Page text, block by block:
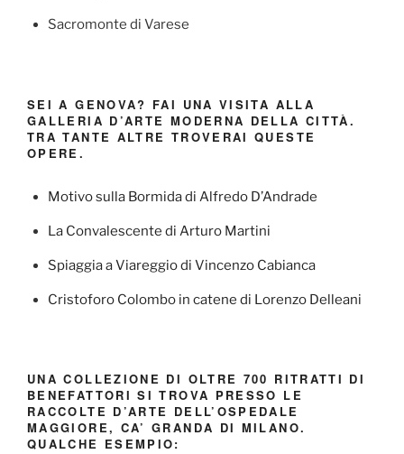
Sacromonte di Varese
SEI A GENOVA? FAI UNA VISITA ALLA
GALLERIA D’ARTE MODERNA DELLA CITTÀ.
TRA TANTE ALTRE TROVERAI QUESTE
OPERE.
Motivo sulla Bormida di Alfredo D’Andrade
La Convalescente di Arturo Martini
Spiaggia a Viareggio di Vincenzo Cabianca
Cristoforo Colombo in catene di Lorenzo Delleani
UNA COLLEZIONE DI OLTRE 700 RITRATTI DI
BENEFATTORI SI TROVA PRESSO LE
RACCOLTE D’ARTE DELL’OSPEDALE
MAGGIORE, CA’ GRANDA DI MILANO.
QUALCHE ESEMPIO: